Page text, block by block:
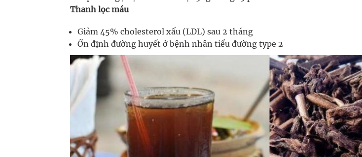
Thanh lọc máu
Giảm 45% cholesterol xấu (LDL) sau 2 tháng
Ổn định đường huyết ở bệnh nhân tiểu đường type 2